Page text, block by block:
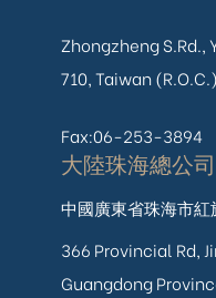
Zhongzheng S.Rd.,
710, Taiwan (R.O.C.)
Fax:06-253-3894
大陸珠海總公
中國廣東省珠海市
366 Provincial Rd,
Guangdong